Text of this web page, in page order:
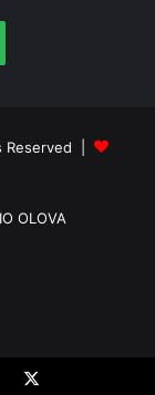
Reserved |
OLOVA